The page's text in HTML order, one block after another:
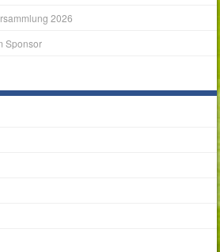
2026
Sponsor